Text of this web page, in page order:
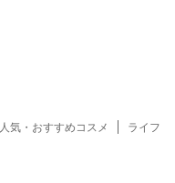
人気・おすすめコスメ
ライフ